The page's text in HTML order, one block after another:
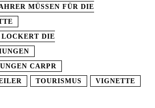
MÜSSEN FÜR DIE
DIE
CARPR
TOURISMUS VIGNETTE